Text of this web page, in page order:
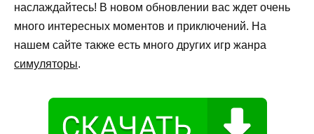
наслаждайтесь! В новом обновлении вас ждет очень
много интересных моментов и приключений. На
нашем сайте также есть много других игр жанра
симуляторы.